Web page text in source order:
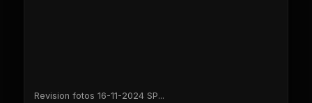
Revision fotos 16-11-2024 SP...